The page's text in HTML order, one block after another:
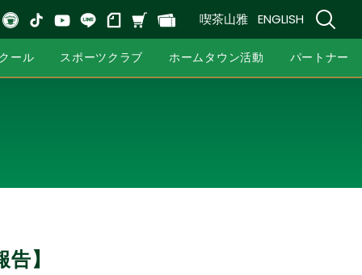
喫茶山雅 ENGLISH
ール スポーツクラブ ホームタウン活動 パートナー
】